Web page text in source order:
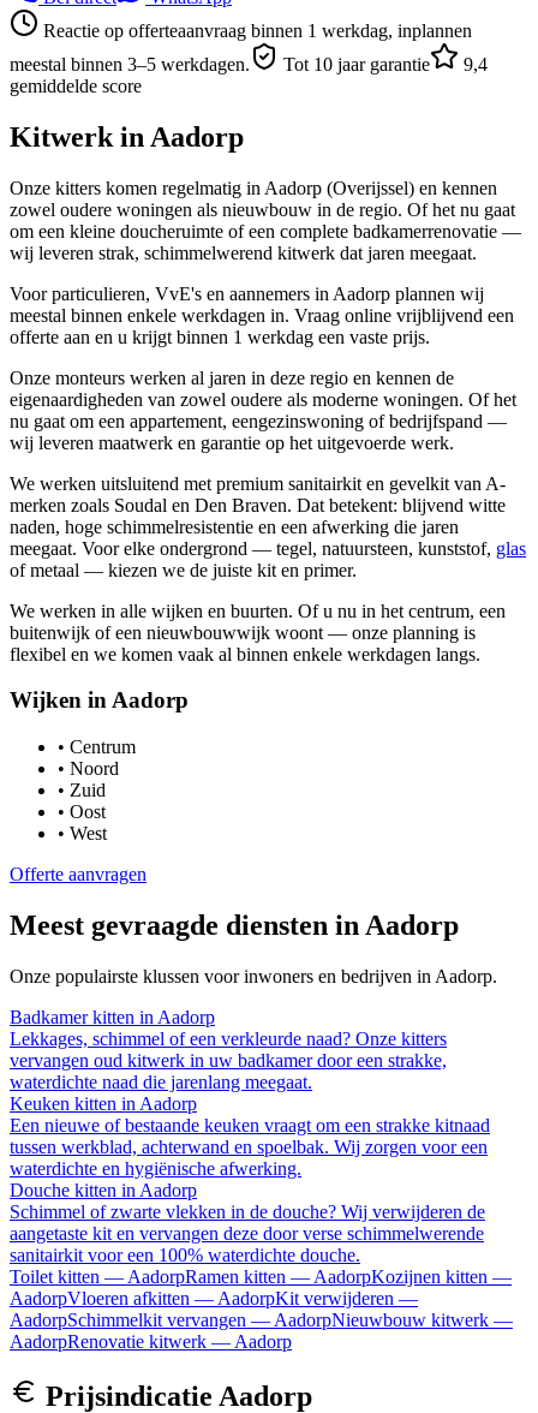
Reactie op offerteaanvraag binnen 1 werkdag, inplannen
meestal binnen 3–5 werkdagen.
Tot 10 jaar garantie
9,4
gemiddelde score
Kitwerk in Aadorp
Onze kitters komen regelmatig in Aadorp (Overijssel) en kennen
zowel oudere woningen als nieuwbouw in de regio. Of het nu gaat
om een kleine doucheruimte of een complete badkamerrenovatie —
wij leveren strak, schimmelwerend kitwerk dat jaren meegaat.
Voor particulieren, VvE's en aannemers in Aadorp plannen wij
meestal binnen enkele werkdagen in. Vraag online vrijblijvend een
offerte aan en u krijgt binnen 1 werkdag een vaste prijs.
Onze monteurs werken al jaren in deze regio en kennen de
eigenaardigheden van zowel oudere als moderne woningen. Of het
nu gaat om een appartement, eengezinswoning of bedrijfspand —
wij leveren maatwerk en garantie op het uitgevoerde werk.
We werken uitsluitend met premium sanitairkit en gevelkit van A-
merken zoals Soudal en Den Braven. Dat betekent: blijvend witte
naden, hoge schimmelresistentie en een afwerking die jaren
meegaat. Voor elke ondergrond — tegel, natuursteen, kunststof, glas
of metaal — kiezen we de juiste kit en primer.
We werken in alle wijken en buurten. Of u nu in het centrum, een
buitenwijk of een nieuwbouwwijk woont — onze planning is
flexibel en we komen vaak al binnen enkele werkdagen langs.
Wijken inAadorp
• Centrum
• Noord
• Zuid
• Oost
• West
Offerte aanvragen
Meest gevraagde diensten in Aadorp
Onze populairste klussen voor inwoners en bedrijven in Aadorp.
Badkamer kitten in Aadorp
Lekkages, schimmel of een verkleurde naad? Onze kitters
vervangen oud kitwerk in uw badkamer door een strakke,
waterdichte naad die jarenlang meegaat.
Keuken kitten in Aadorp
Een nieuwe of bestaande keuken vraagt om een strakke kitnaad
tussen werkblad, achterwand en spoelbak. Wij zorgen voor een
waterdichte en hygiënische afwerking.
Douche kitten in Aadorp
Schimmel of zwarte vlekken in de douche? Wij verwijderen de
aangetaste kit en vervangen deze door verse schimmelwerende
sanitairkit voor een 100% waterdichte douche.
Toilet kitten — AadorpRamen kitten — AadorpKozijnen kitten —
AadorpVloeren afkitten — AadorpKit verwijderen —
AadorpSchimmelkit vervangen — AadorpNieuwbouw kitwerk —
AadorpRenovatie kitwerk — Aadorp
Prijsindicatie Aadorp